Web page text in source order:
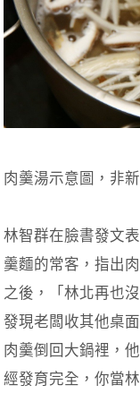
肉羹湯示意圖，非
林智群在臉書發文
羹麵的常客，指出
之後，「林北再也
發現老闆收其他桌
肉羹倒回大鍋裡，
經發育完全，你當